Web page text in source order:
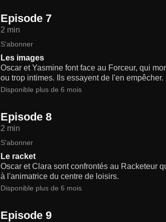
Episode 7
2 min
S'abonner
Les images
Oscar et Yasmine font face au Forceur, qui
ou trop intimes. Ils essayent de l'en empêcher.
Disponible plus de 6 mois
Episode 8
2 min
S'abonner
Le racket
Oscar et Clara sont confrontés au Racketeur
à l'animatrice du centre de loisirs.
Disponible plus de 6 mois
Episode 9